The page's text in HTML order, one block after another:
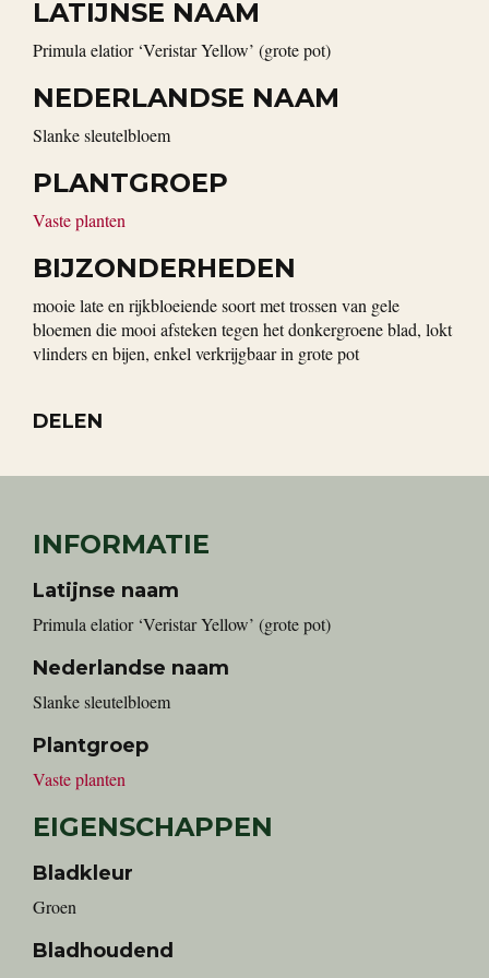
LATIJNSE NAAM
Primula elatior ‘Veristar Yellow’ (grote pot)
NEDERLANDSE NAAM
slanke sleutelbloem
PLANTGROEP
Vaste planten
BIJZONDERHEDEN
mooie late en rijkbloeiende soort met trossen van gele
bloemen die mooi afsteken tegen het donkergroene blad, lokt
vlinders en bijen, enkel verkrijgbaar in grote pot
DELEN
INFORMATIE
Latijnse naam
Primula elatior ‘Veristar Yellow’ (grote pot)
Nederlandse naam
slanke sleutelbloem
Plantgroep
Vaste planten
EIGENSCHAPPEN
Bladkleur
Groen
Bladhoudend